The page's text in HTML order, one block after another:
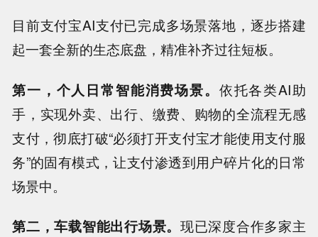
目前支付宝AI支付已完成多场景落地，逐步搭建
起一套全新的生态底盘，精准补齐过往短板。
第一，个人日常智能消费场景。 依托各类AI助
手，实现外卖、出行、缴费、购物的全流程无感
支付，彻底打破“必须打开支付宝才能使用支付服
务”的固有模式，让支付渗透到用户碎片化的日常
场景中。
第二，车载智能出行场景。 现已深度合作多家主